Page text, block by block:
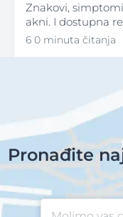
Znakovi,
akni. I dostupna
6 0 minuta čitanja
Pronađite